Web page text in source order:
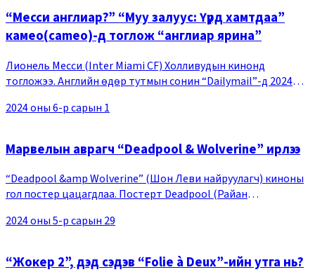
“Месси англиар?” “Муу залуус: Үүрд хамтдаа”
камео(cameo)-д тоглож “англиар ярина”
Лионель Месси (Inter Miami CF) Холливудын кинонд
тогложээ. Английн өдөр тутмын сонин “Dailymail”-д 2024
гол дүрд нь тоглосон инээдмийн тулаант “М
2024 оны 6-р сарын 1
Марвелын аврагч “Deadpool & Wolverine” ирлээ
“Deadpool &amp Wolverine” (Шон Леви найруулагч) киноны
гол постер цацагдлаа. Постерт Deadpool (Райан
хийж байгааг харуулсан нь анхаарал татаж байн
2024 оны 5-р сарын 29
“Жокер 2”, дэд сэдэв “Folie à Deux”-ийн утга нь?